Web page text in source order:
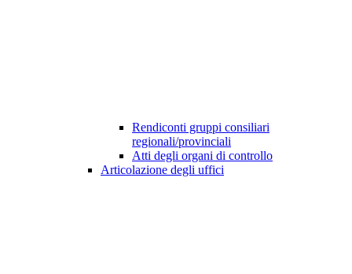
Rendiconti gruppi consiliari
regionali/provinciali
Atti degli organi di controllo
Articolazione degli uffici